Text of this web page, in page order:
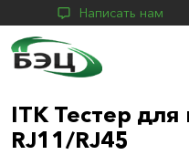
Написать нам
ITK Тестер
RJ11/RJ45